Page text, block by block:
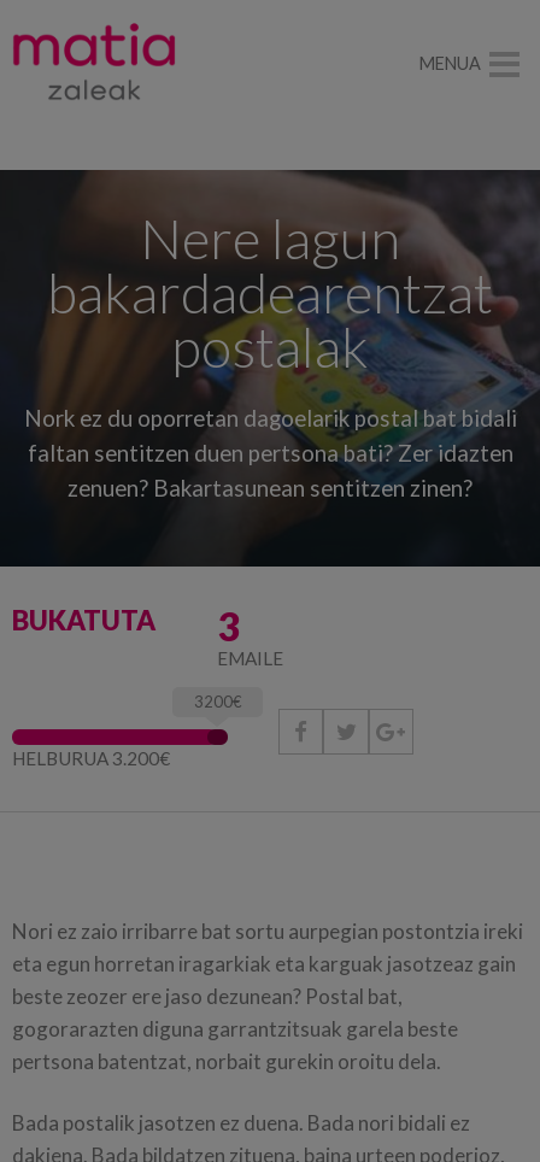
Nere lagun
bakardadearentzat
postalak
Nork ez du oporretan dagoelarik postal bat bidali
faltan sentitzen duen pertsona bati? Zer idazten
zenuen? Bakartasunean sentitzen zinen?
BUKATUTA 3
EMAILE
3200€
HELBURUA 3.200€
  
Nori ez zaio irribarre bat sortu aurpegian postontzia ireki
eta egun horretan iragarkiak eta karguak jasotzeaz gain
beste zeozer ere jaso dezunean? Postal bat,
gogorarazten diguna garrantzitsuak garela beste
pertsona batentzat, norbait gurekin oroitu dela.
Bada postalik jasotzen ez duena. Bada nori bidali ez
dakiena. Bada bildatzen zituena, baina urteen poderioz,
MENUA